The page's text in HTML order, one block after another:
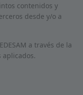
contenidos y
desde y/o a
a través de la
aplicados.